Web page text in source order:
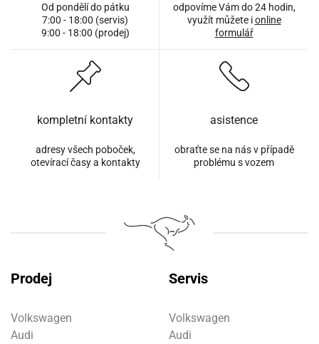
Od pondělí do pátku
7:00 - 18:00 (servis)
9:00 - 18:00 (prodej)
odpovíme Vám do 24 hodin,
využít můžete ionline
formulář
kompletní kontakty
adresy všech poboček,
otevírací časy a kontakty
asistence
obraťte se na nás v případě
problému s vozem
Prodej
Volkswagen
Audi
Servis
Volkswagen
Audi